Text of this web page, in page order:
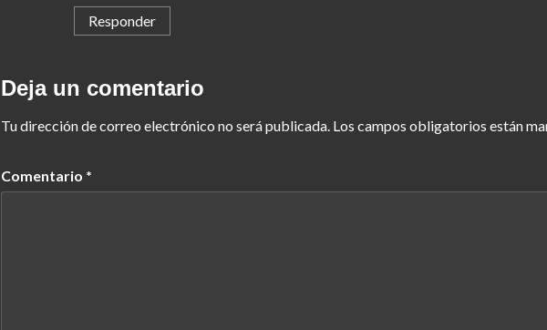
Responder
Deja un comentario
Tu dirección de correo electrónico no será publicada. Los campos obligatorios están
Comentario *